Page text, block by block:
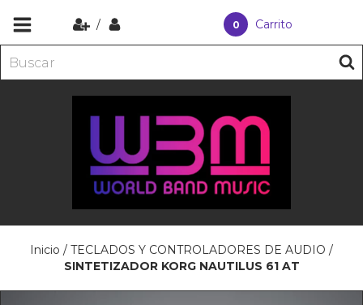
/ 0 Carrito
Inicio / TECLADOS Y CONTROLADORES DE AUDIO /
SINTETIZADOR KORG NAUTILUS 61 AT